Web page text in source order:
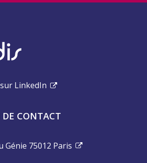
LinkedIn
CONTACT
Génie 75012 Paris